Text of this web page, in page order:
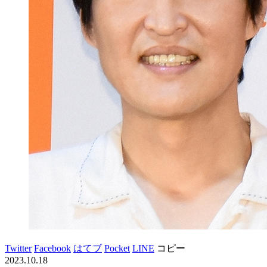
Twitter Facebook はてブ Pocket LINE コピー
2023.10.18